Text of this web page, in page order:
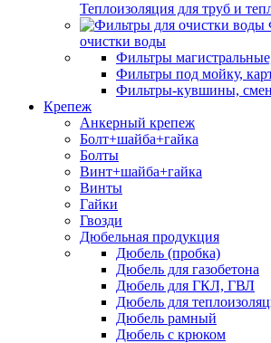
Теплоизоляция для труб и
очистки воды
Фильтры
Фильтры под мойку,
Фильтры-кувшины,
Крепеж
Анкерный крепеж
Болт+шайба+гайка
Болты
Винт+шайба+гайка
Винты
Гайки
Гвозди
Дюбельная продукция
Дюбель (пробка)
Дюбель для газобетона
Дюбель для ГКЛ, ГВЛ
Дюбель для
Дюбель рамный
Дюбель с крюком